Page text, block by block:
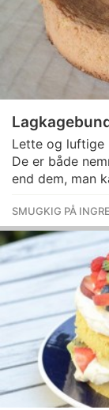
Lette og luftige
De er både
end dem, man
SMUGKIG PÅ